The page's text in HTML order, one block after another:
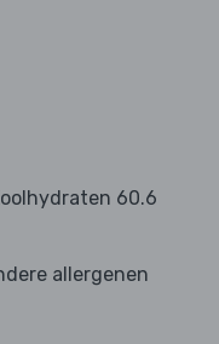
60.6
allergenen